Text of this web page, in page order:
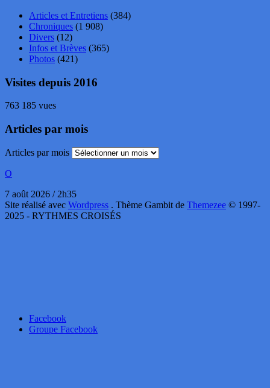
Articles et Entretiens (384)
Chroniques (1 908)
Divers (12)
Infos et Brèves (365)
Photos (421)
Visites depuis 2016
763 185 vues
Articles par mois
Articles par mois
O
7 août 2026 / 2h35
Site réalisé avec Wordpress . Thème Gambit de Themezee © 1997-
2025 - RYTHMES CROISÉS
Facebook
Groupe Facebook